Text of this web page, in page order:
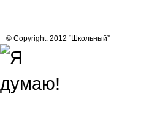
© Copyright. 2012 “Школьный”